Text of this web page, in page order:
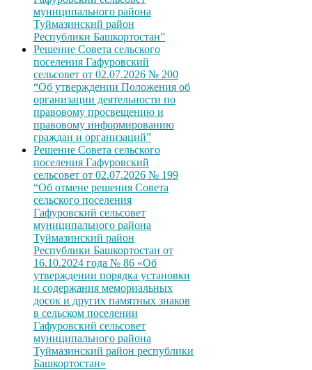
муниципального района
Туймазинский район
Республики Башкортостан”
Решение Совета сельского
поселения Гафуровский
сельсовет от 02.07.2026 № 200
“Об утверждении Положения об
организации деятельности по
правовому просвещению и
правовому информированию
граждан и организаций”
Решение Совета сельского
поселения Гафуровский
сельсовет от 02.07.2026 № 199
“Об отмене решения Совета
сельского поселения
Гафуровский сельсовет
муниципального района
Туймазинский район
Республики Башкортостан от
16.10.2024 года № 86 «Об
утверждении порядка установки
и содержания мемориальных
досок и других памятных знаков
в сельском поселении
Гафуровский сельсовет
муниципального района
Туймазинский район республики
Башкортостан»